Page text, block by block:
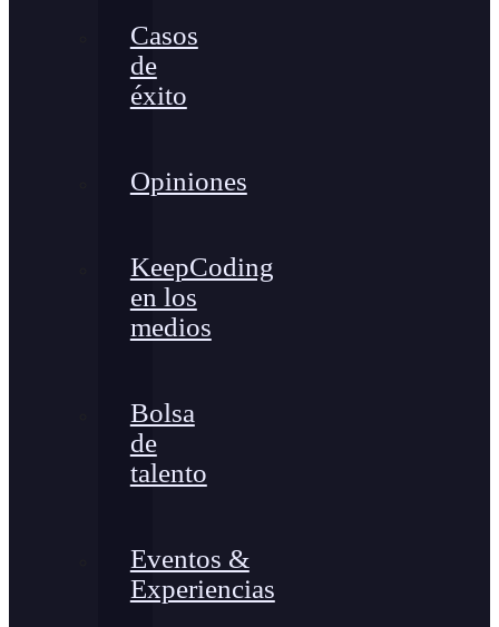
Casos
de
éxito
Opiniones
KeepCoding
en los
medios
Bolsa
de
talento
Eventos &
Experiencias